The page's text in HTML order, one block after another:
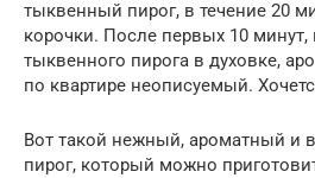
тыквенный пирог, в течение 20
корочки. После первых 10
тыквенного пирога в духовке,
по квартире неописуемый.
Вот такой нежный, ароматный и
пирог, который можно